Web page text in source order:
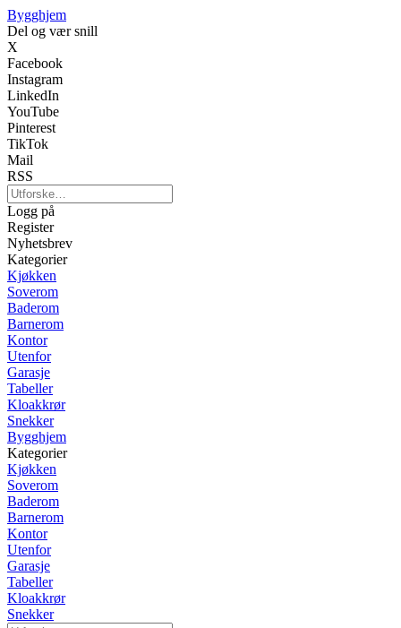
Bygghjem
Del og vær snill
X
Facebook
Instagram
LinkedIn
YouTube
Pinterest
TikTok
Mail
RSS
Logg på
Register
Nyhetsbrev
Kategorier
Kjøkken
Soverom
Baderom
Barnerom
Kontor
Utenfor
Garasje
Tabeller
Kloakkrør
Snekker
Bygghjem
Kategorier
Kjøkken
Soverom
Baderom
Barnerom
Kontor
Utenfor
Garasje
Tabeller
Kloakkrør
Snekker